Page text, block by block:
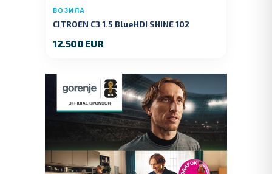
ВОЗИЛА
CITROEN C3 1.5 BlueHDI SHINE 102
12.500 EUR